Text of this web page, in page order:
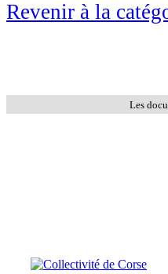
Revenir à la
Les